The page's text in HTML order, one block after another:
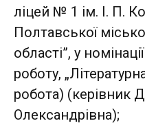
ліцей № 1 ім. І. П.
Полтавської
області”, у
роботу,
робота) (керівник
Олександрівна);